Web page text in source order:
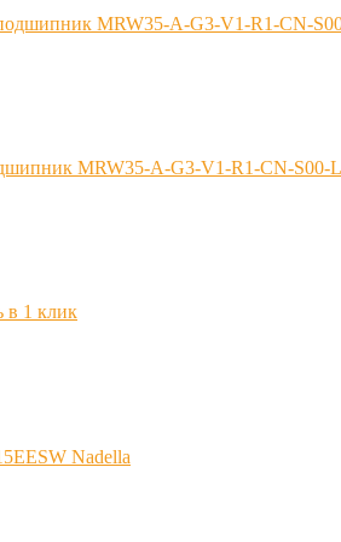
MRW35-А-G3-V1-R1-CN-S00-
в 1 клик